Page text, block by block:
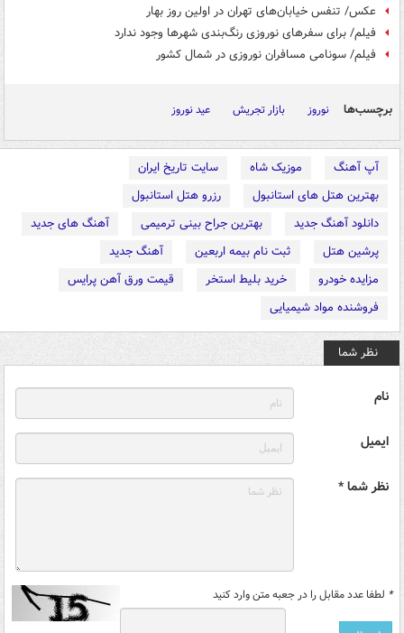
عکس/ تنفس خیابان‌های تهران در اولین روز بهار
فیلم/ برای سفرهای نوروزی رنگ‌بندی شهرها وجود ندارد
فیلم/ سونامی مسافران نوروزی در شمال کشور
برچسب‌ها نوروز بازار تجریش عید نوروز
آپ آهنگ موزیک شاه
سایت تاریخ ایران
بهترین هتل های استانبول
رزرو هتل استانبول
دانلود آهنگ جدید
بهترین جراح بینی ترمیمی
آهنگ های جدید
پرشین هتل
ثبت نام بیمه اربعین
آهنگ جدید
مزایده خودرو
خرید بلیط استخر
قیمت ورق آهن پرایس
فروشنده مواد شیمیایی
نظر شما
نام
ایمیل
نظر شما *
* لطفا عدد مقابل را در جعبه متن وارد کنید